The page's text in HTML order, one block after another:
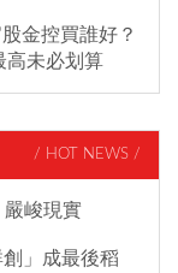
金控買誰好？
高未必划算
/ HOT NEWS /
峻現實
」成最後稻